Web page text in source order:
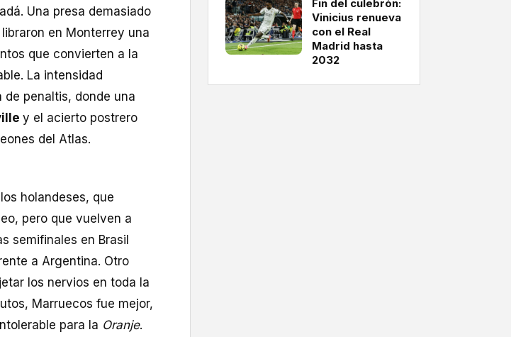
Una presa demasiado
en Monterrey una
que convierten a la
La intensidad
penaltis, donde una
y el acierto postrero
del Atlas.
holandeses, que
pero que vuelven a
semifinales en Brasil
a Argentina. Otro
los nervios en toda la
Marruecos fue mejor,
para la Oranje.
Fin del culebrón:
Vinicius renueva
con el Real
Madrid hasta
2032